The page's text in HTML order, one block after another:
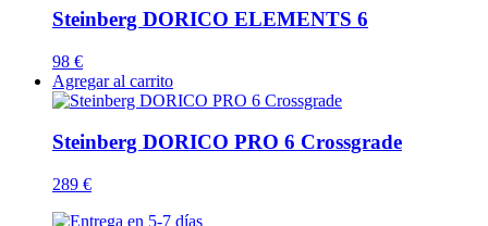
Steinberg DORICO ELEMENTS 6
98 €
Agregar al carrito
Steinberg DORICO PRO 6 Crossgrade
289 €